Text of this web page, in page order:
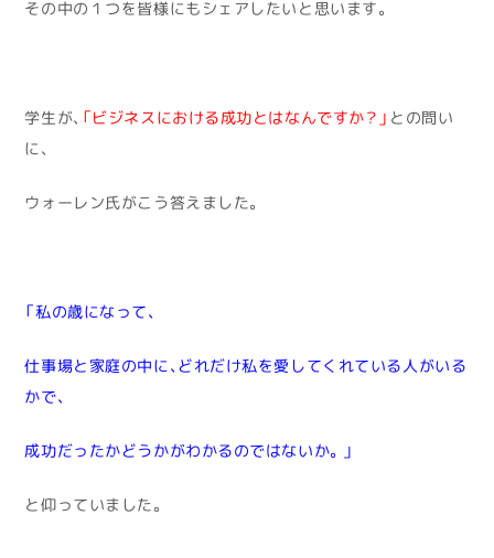
その中の１つを皆様にもシェアしたいと思います。
学生が、 「ビジネスにおける成功とはなんですか？」 との問い
に、
ウォーレン氏がこう答えました。
「私の歳になって、
仕事場と家庭の中に、どれだけ私を愛してくれている人がいる
かで、
成功だったかどうかがわかるのではないか。」
と仰っていました。